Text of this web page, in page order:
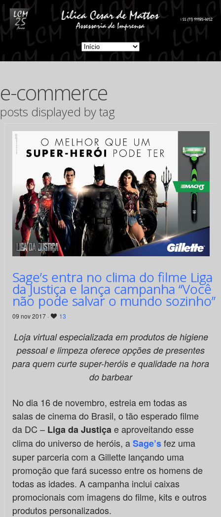
e-commerce
posts displayed by tag
Sage’s entra no clima do filme Liga
da Justiça e lança campanha “Você
não pode salvar o mundo sozinho”
09 nov 2017 · 13
Loja virtual especializada em produtos de higiene
pessoal e limpeza oferece opções de presentes
para quem curte super-heróis e qualidade na hora
do barbear
No dia 16 de novembro, estreia em todas as
salas de cinema do Brasil, o tão esperado filme
da DC – Liga da Justiçae aproveitando esse
clima do universo de heróis, aSage’sfez uma
super parceria com a Gillette lançando uma
promoção que fará sucesso entre os homens de
todas as idades. A campanha inclui caixas
promocionais com imagens do filme, kits e outros
produtos personalizados.